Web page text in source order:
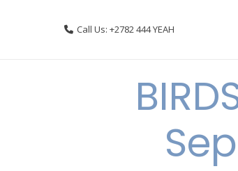
Call Us: +2782 444 YEAH